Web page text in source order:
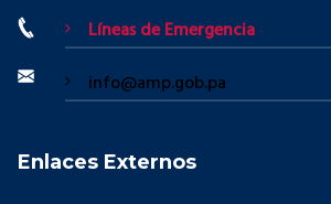
Líneas de Emergencia
info@amp.gob.pa
Enlaces Externos